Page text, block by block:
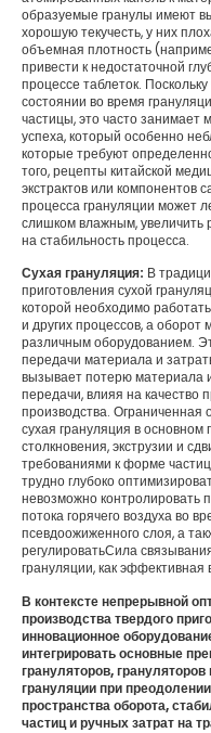
образуемые гранулы имеют
хорошую текучесть, у них
объемная плотность
привести к недостаточной
процессе таблеток.
состоянии во время
частицы, это часто занимает
успеха, который особенно
которые требуют
того, рецепты китайской
экстрактов или компонентов
процесса грануляции может
слишком влажным, увеличить
на стабильность процесса.
Сухая грануляция: В
приготовления сухой
которой необходимо
и других процессов, а
различным оборудованием.
передачи материала и
вызывает потерю материала
передачи, влияя на качество
производства. Ограниченная
сухая грануляция в
столкновения, экструзии и
требованиями к форме
трудно глубоко
невозможно контролировать
потока горячего воздуха во
псевдоожиженного слоя, а
регулироватьСила
грануляции, как эффективная
В контексте непрерывной
производства твердого
инновационное
интегрировать основные
грануляторов,
грануляции при
пространства оборота,
частиц и ручных затрат на